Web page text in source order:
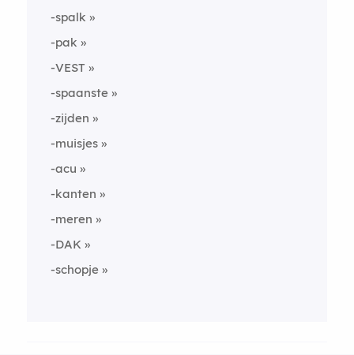
-spalk
-pak
-VEST
-spaanste
-zijden
-muisjes
-acu
-kanten
-meren
-DAK
-schopje